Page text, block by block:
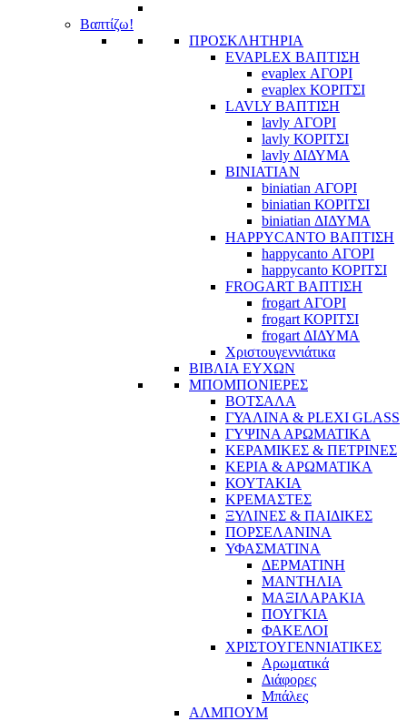
Βαπτίζω!
ΠΡΟΣΚΛΗΤΗΡΙΑ
EVAPLEX ΒΑΠΤΙΣΗ
evaplex ΑΓΟΡΙ
evaplex ΚΟΡΙΤΣΙ
LAVLY ΒΑΠΤΙΣΗ
lavly ΑΓΟΡΙ
lavly ΚΟΡΙΤΣΙ
lavly ΔΙΔΥΜΑ
BINIATIAN
biniatian ΑΓΟΡΙ
biniatian ΚΟΡΙΤΣΙ
biniatian ΔΙΔΥΜΑ
HAPPYCANTO ΒΑΠΤΙΣΗ
happycanto ΑΓΟΡΙ
happycanto ΚΟΡΙΤΣΙ
FROGART ΒΑΠΤΙΣΗ
frogart ΑΓΟΡΙ
frogart ΚΟΡΙΤΣΙ
frogart ΔΙΔΥΜΑ
Χριστουγεννιάτικα
ΒΙΒΛΙΑ ΕΥΧΩΝ
ΜΠΟΜΠΟΝΙΕΡΕΣ
ΒΟΤΣΑΛΑ
ΓΥΑΛΙΝΑ & PLEXI GLASS
ΓΥΨΙΝΑ ΑΡΩΜΑΤΙΚΑ
ΚΕΡΑΜΙΚΕΣ & ΠΕΤΡΙΝΕΣ
ΚΕΡΙΑ & ΑΡΩΜΑΤΙΚΑ
ΚΟΥΤΑΚΙΑ
ΚΡΕΜΑΣΤΕΣ
ΞΥΛΙΝΕΣ & ΠΑΙΔΙΚΕΣ
ΠΟΡΣΕΛΑΝΙΝΑ
ΥΦΑΣΜΑΤΙΝA
ΔΕΡΜΑΤΙΝΗ
ΜΑΝΤΗΛΙΑ
ΜΑΞΙΛΑΡΑΚΙΑ
ΠΟΥΓΚΙΑ
ΦΑΚΕΛΟΙ
ΧΡΙΣΤΟΥΓΕΝΝΙΑΤΙΚΕΣ
Αρωματικά
Διάφορες
Μπάλες
ΑΛΜΠΟΥΜ